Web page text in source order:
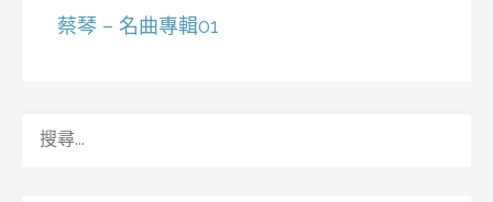
蔡琴 – 名曲專輯01